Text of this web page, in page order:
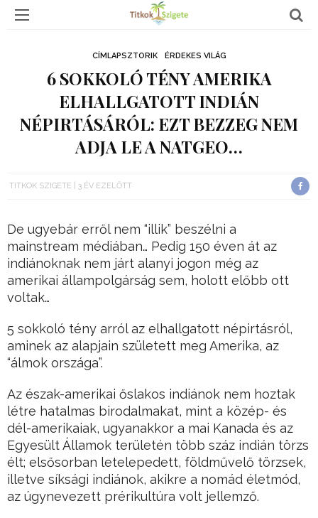
CÍMLAPSZTORIK ÉRDEKES VILÁG
6 SOKKOLÓ TÉNY AMERIKA
ELHALLGATOTT INDIÁN
NÉPIRTÁSÁRÓL: EZT BEZZEG NEM
ADJA LE A NATGEO…
TITKOK SZIGETE 3 ÉV EZELŐTT
De ugyebár erről nem “illik” beszélni a
mainstream médiában… Pedig 150 éven át az
indiánoknak nem járt alanyi jogon még az
amerikai állampolgárság sem, holott előbb ott
voltak…
5 sokkoló tény arról az elhallgatott népirtásról,
aminek az alapjain született meg Amerika, az
“álmok országa”.
Az észak-amerikai őslakos indiánok nem hoztak
létre hatalmas birodalmakat, mint a közép- és
dél-amerikaiak, ugyanakkor a mai Kanada és az
Egyesült Államok területén több száz indián törzs
élt; elsősorban letelepedett, földművelő törzsek,
illetve síksági indiánok, akikre a nomád életmód,
az úgynevezett prérikultúra volt jellemző.